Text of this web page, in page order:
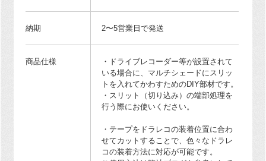
納期 2〜5営業日で発送
商品仕様
・ドライブレコーダー等が設置されて
いる場合に、マルチシェードにスリッ
トを入れてかわすためのDIY部材です。
・スリット（切り込み）の端部処理を
行う際にお使いください。
・テープをドラレコの装着位置に合わ
せてカットすることで、色々なドラレ
コの装着方法に対応が可能です。